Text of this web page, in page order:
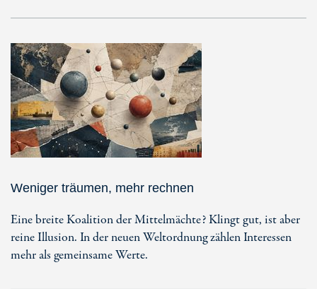
Weniger träumen, mehr rechnen
Eine breite Koalition der Mittelmächte? Klingt gut, ist aber
reine Illusion. In der neuen Weltordnung zählen Interessen
mehr als gemeinsame Werte.